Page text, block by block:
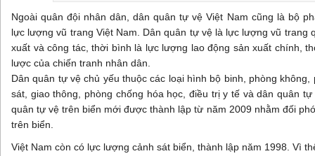
Ngoài quân đội nhân dân, dân quân tự vệ Việt Nam cũng là bộ
lực lượng vũ trang Việt Nam. Dân quân tự vệ là lực lượng vũ trang
xuất và công tác, thời bình là lực lượng lao động sản xuất chính,
lược của chiến tranh nhân dân.
Dân quân tự vệ chủ yếu thuộc các loại hình bộ binh, phòng không,
sát, giao thông, phòng chống hóa học, điều trị y tế và dân quân
quân tự vệ trên biển mới được thành lập từ năm 2009 nhằm đối
trên biển.
Việt Nam còn có lực lượng cảnh sát biển, thành lập năm 1998. Vì